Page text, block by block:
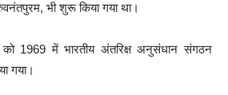
भी शुरू किया गया था।
को 1969 में भारतीय अंतरिक्ष अनुसंधान संगठन
गया।